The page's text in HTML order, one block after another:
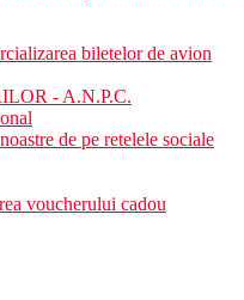
multifunctional, teren de
divertisment in timpul zilei si
tenis, tenis de masa, club
copii, loc de joaca
si masaje, echipament de
cina
pranz, cina, gustari intre
si nealcoolice selectate
orele 10:00 si miezul noptii
snack bar, bar la
biletelor de avion
- A.N.P.C.
de pe retelele sociale
voucherului cadou